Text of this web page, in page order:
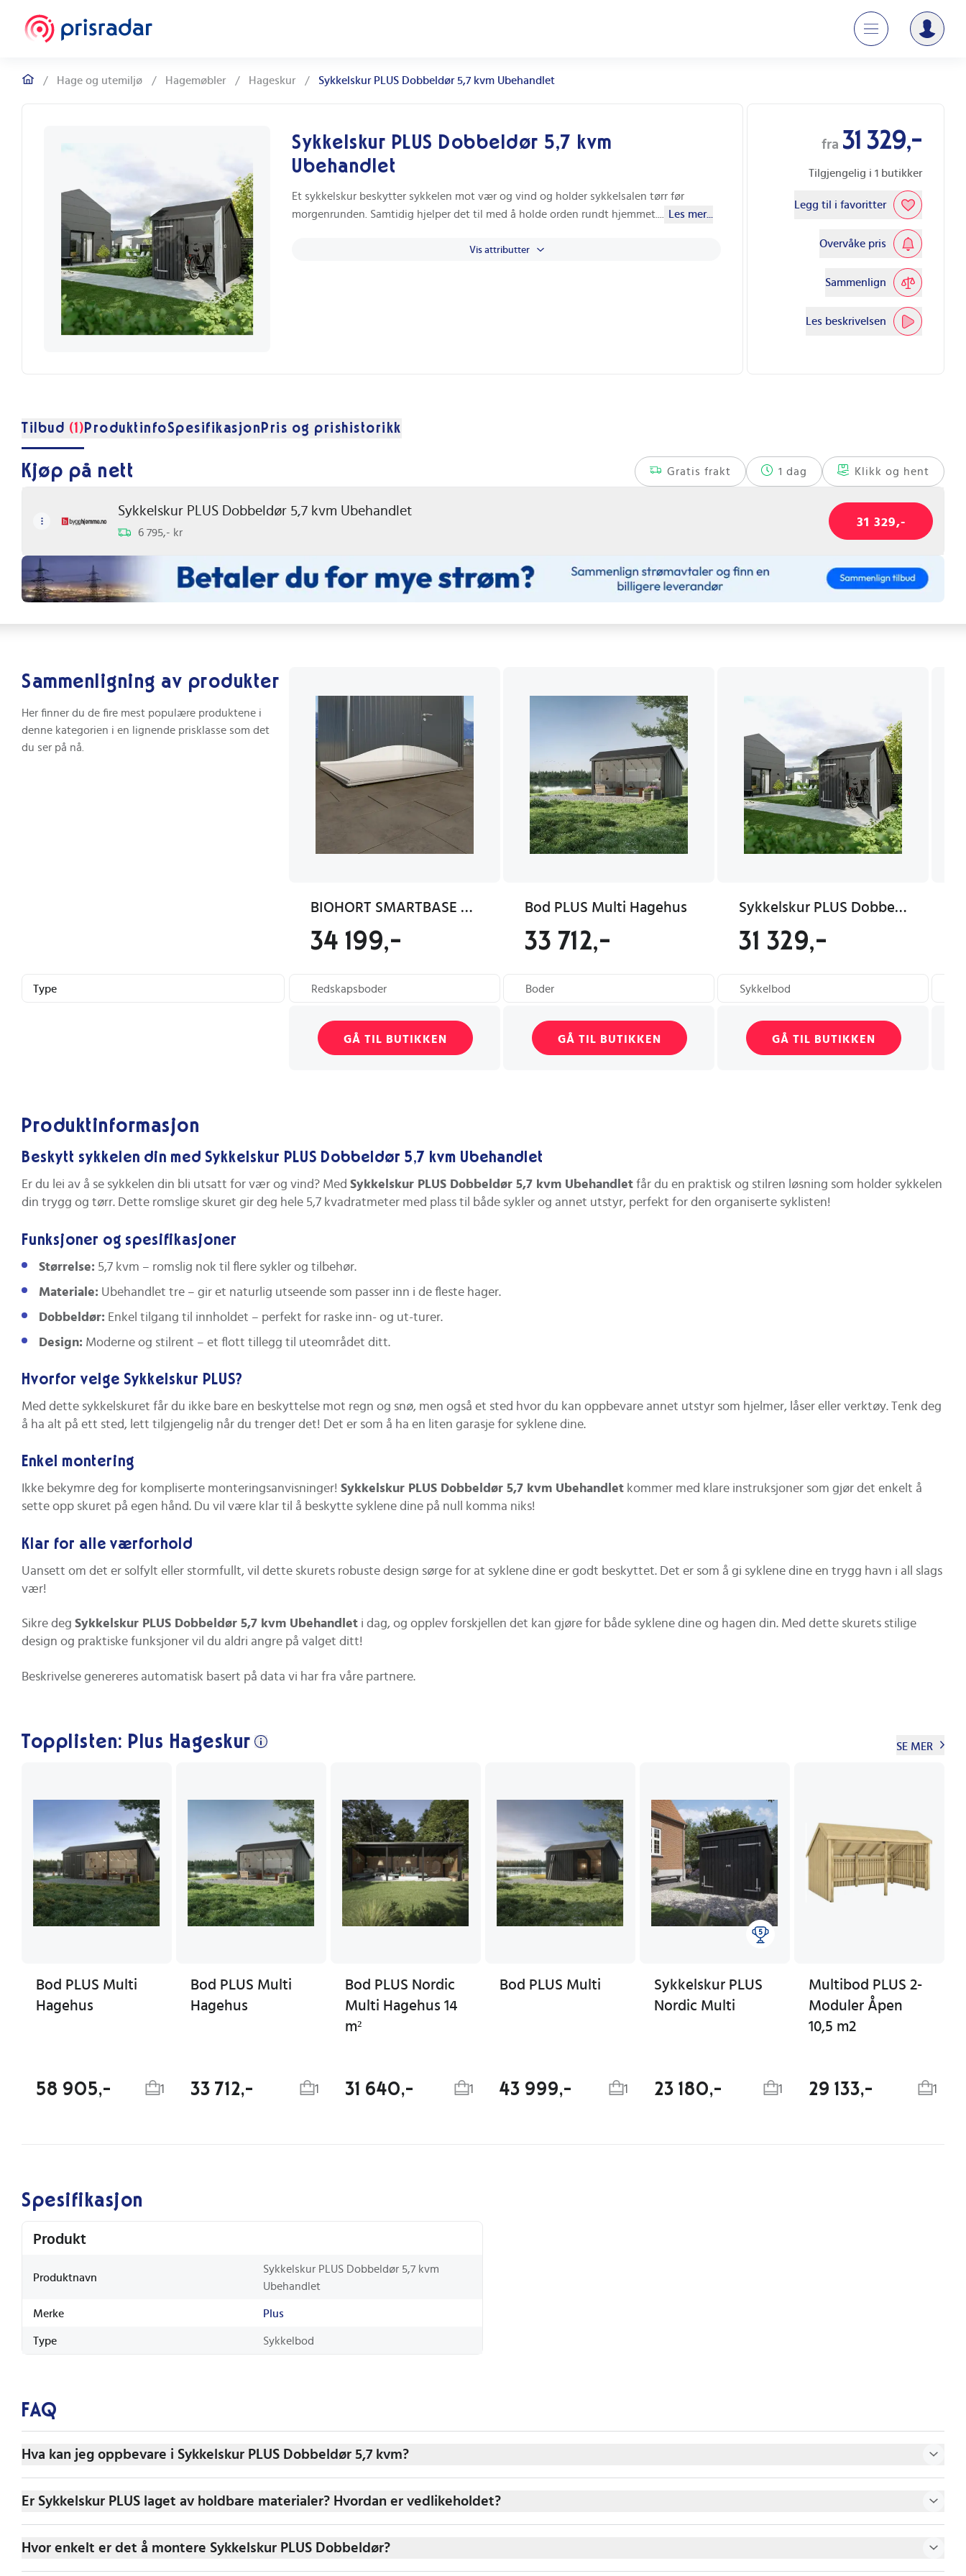
/ Hage og utemiljø / Hagemøbler / Hageskur / Sykkelskur PLUS Dobbeldør 5,7 kvm Ubehandlet
Sykkelskur PLUS Dobbeldør 5,7 kvm
Ubehandlet
Et sykkelskur beskytter sykkelen mot vær og vind og holder sykkelsalen tørr før
morgenrunden. Samtidig hjelper det til med å holde orden rundt hjemmet.
Les mer...
Vis attributter
fra 31 329,-
Tilgjengelig i 1 butikker
Legg til i favoritter
Overvåke pris
Sammenlign
Les beskrivelsen
Tilbud (1) ProduktinfoSpesifikasjon Pris og prishistorikk
Kjøp på nett Gratis frakt 1 dag Klikk og hent
Sykkelskur PLUS Dobbeldør 5,7 kvm Ubehandlet
6 795,- kr
31 329,-
Sammenligning av produkter
Her finner du de fire mest populære produktene i
denne kategorien i en lignende prisklasse som det
du ser på nå.
BIOHORT SMARTBASE REDSKAPSBOD NEO 2D/4B
34 199,-
Bod PLUS Multi Hagehus
33 712,-
Sykkelskur PLUS Dobbeldør 5,7 kvm Ubehandlet
31 329,-
Type Redskapsboder Boder Sykkelbod
GÅ TIL BUTIKKEN GÅ TIL BUTIKKEN GÅ TIL BUTIKKEN
Produktinformasjon
Beskytt sykkelen din med Sykkelskur PLUS Dobbeldør 5,7 kvm Ubehandlet
Er du lei av å se sykkelen din bli utsatt for vær og vind? Med Sykkelskur PLUS Dobbeldør 5,7 kvm Ubehandlet får du en praktisk og stilren løsning som holder sykkelen
din trygg og tørr. Dette romslige skuret gir deg hele 5,7 kvadratmeter med plass til både sykler og annet utstyr, perfekt for den organiserte syklisten!
Funksjoner og spesifikasjoner
Størrelse: 5,7 kvm – romslig nok til flere sykler og tilbehør.
Materiale: Ubehandlet tre – gir et naturlig utseende som passer inn i de fleste hager.
Dobbeldør: Enkel tilgang til innholdet – perfekt for raske inn- og ut-turer.
Design: Moderne og stilrent – et flott tillegg til uteområdet ditt.
Hvorfor velge Sykkelskur PLUS?
Med dette sykkelskuret får du ikke bare en beskyttelse mot regn og snø, men også et sted hvor du kan oppbevare annet utstyr som hjelmer, låser eller verktøy. Tenk deg
å ha alt på ett sted, lett tilgjengelig når du trenger det! Det er som å ha en liten garasje for syklene dine.
Enkel montering
Ikke bekymre deg for kompliserte monteringsanvisninger! Sykkelskur PLUS Dobbeldør 5,7 kvm Ubehandlet kommer med klare instruksjoner som gjør det enkelt å
sette opp skuret på egen hånd. Du vil være klar til å beskytte syklene dine på null komma niks!
Klar for alle værforhold
Uansett om det er solfylt eller stormfullt, vil dette skurets robuste design sørge for at syklene dine er godt beskyttet. Det er som å gi syklene dine en trygg havn i all slags
vær!
Sikre deg Sykkelskur PLUS Dobbeldør 5,7 kvm Ubehandlet i dag, og opplev forskjellen det kan gjøre for både syklene dine og hagen din. Med dette skurets stilige
design og praktiske funksjoner vil du aldri angre på valget ditt!
Beskrivelse genereres automatisk basert på data vi har fra våre partnere.
Topplisten: Plus Hageskur SE MER
Bod PLUS Multi
Hagehus
58 905,- 1
Bod PLUS Multi
Hagehus
33 712,- 1
Bod PLUS Nordic
Multi Hagehus 14
m²
31 640,- 1
Bod PLUS Multi
43 999,- 1
Sykkelskur PLUS
Nordic Multi
23 180,- 1
Multibod PLUS 2-
Moduler Åpen
10,5 m2
29 133,- 1
Spesifikasjon
Produkt
Produktnavn
Sykkelskur PLUS Dobbeldør 5,7 kvm
Ubehandlet
Merke Plus
Type Sykkelbod
FAQ
Hva kan jeg oppbevare i Sykkelskur PLUS Dobbeldør 5,7 kvm?
Er Sykkelskur PLUS laget av holdbare materialer? Hvordan er vedlikeholdet?
Hvor enkelt er det å montere Sykkelskur PLUS Dobbeldør?